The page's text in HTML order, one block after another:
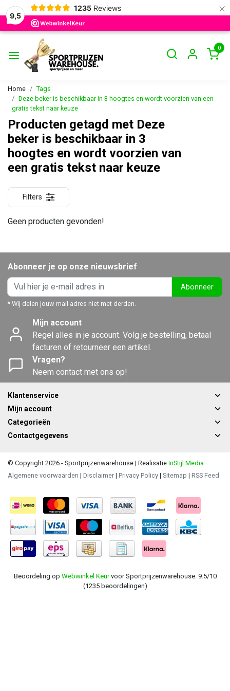
9,5
1235 Reviews ×
0
Home
Tags
Deze beker is beschikbaar in 3 hoogtes en wordt voorzien van een
gratis tekst naar keuze
Producten getagd met Deze
beker is beschikbaar in 3
hoogtes en wordt voorzien van
een gratis tekst naar keuze
Filters
Geen producten gevonden!
Abonneer je op onze nieuwsbrief
Abonneer
* Wij delen jouw mail adres niet met derden.
Mijn account
Regel alles in je account. Volg je bestelling, betaal
facturen of retourneer een artikel.
Vragen?
Neem contact met ons op!
Klantenservice
Mijn account
Categorieën
Contactgegevens
© Copyright 2026 - Sportprijzenwarehouse | Realisatie InStijl Media
Algemene voorwaarden | Disclaimer | Privacy Policy | Sitemap | RSS Feed
Beoordeling op Webwinkel Keurvoor Sportprijzenwarehouse: 9.5/10
(1235 beoordelingen)